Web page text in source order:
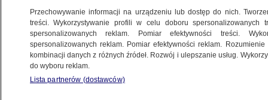
27.06.2014, 10:14
Udostępnij
Przechowywanie informacji na urządzeniu lub dostęp do nich.
treści. Wykorzystywanie profili w celu doboru spersonalizowanych
spersonalizowanych reklam. Pomiar efektywności treści.
spersonalizowanych reklam. Pomiar efektywności reklam.
kombinacji danych z różnych źródeł. Rozwój i ulepszanie usług.
do wyboru reklam.
Lista partnerów (dostawców)